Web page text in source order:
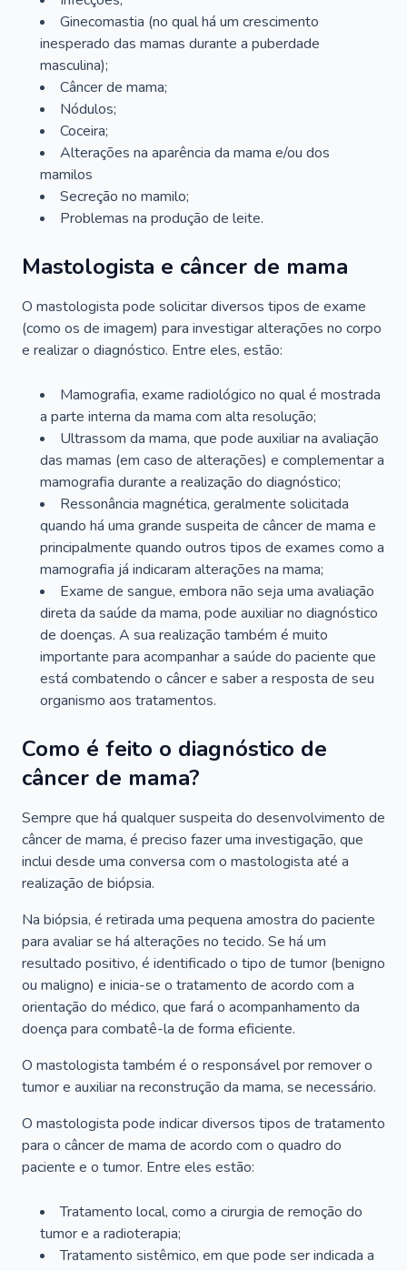
Ginecomastia (no qual há um crescimento
inesperado das mamas durante a puberdade
masculina);
Câncer de mama;
Nódulos;
Coceira;
Alterações na aparência da mama e/ou dos
mamilos
Secreção no mamilo;
Problemas na produção de leite.
Mastologista e câncer de mama
O mastologista pode solicitar diversos tipos de exame
(como os de imagem) para investigar alterações no corpo
e realizar o diagnóstico. Entre eles, estão:
Mamografia, exame radiológico no qual é mostrada
a parte interna da mama com alta resolução;
Ultrassom da mama, que pode auxiliar na avaliação
das mamas (em caso de alterações) e complementar a
mamografia durante a realização do diagnóstico;
Ressonância magnética, geralmente solicitada
quando há uma grande suspeita de câncer de mama e
principalmente quando outros tipos de exames como a
mamografia já indicaram alterações na mama;
Exame de sangue, embora não seja uma avaliação
direta da saúde da mama, pode auxiliar no diagnóstico
de doenças. A sua realização também é muito
importante para acompanhar a saúde do paciente que
está combatendo o câncer e saber a resposta de seu
organismo aos tratamentos.
Como é feito o diagnóstico de
câncer de mama?
Sempre que há qualquer suspeita do desenvolvimento de
câncer de mama, é preciso fazer uma investigação, que
inclui desde uma conversa com o mastologista até a
realização de biópsia.
Na biópsia, é retirada uma pequena amostra do paciente
para avaliar se há alterações no tecido. Se há um
resultado positivo, é identificado o tipo de tumor (benigno
ou maligno) e inicia-se o tratamento de acordo com a
orientação do médico, que fará o acompanhamento da
doença para combatê-la de forma eficiente.
O mastologista também é o responsável por remover o
tumor e auxiliar na reconstrução da mama, se necessário.
O mastologista pode indicar diversos tipos de tratamento
para o câncer de mama de acordo com o quadro do
paciente e o tumor. Entre eles estão:
Tratamento local, como a cirurgia de remoção do
tumor e a radioterapia;
Tratamento sistêmico, em que pode ser indicada a